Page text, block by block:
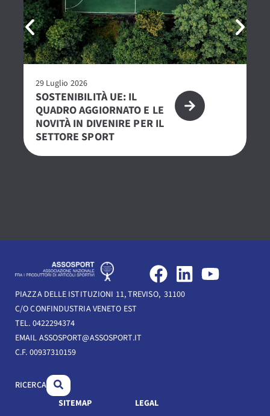
29 Luglio 2026
SOSTENIBILITÀ UE: IL
QUADRO AGGIORNATO E LE
NOVITÀ IN DIVENIRE PER IL
SETTORE SPORT
F
a
c
L
i
Y
o
PIAZZA DELLE ISTITUZIONI 11, TREVISO, 31100
C/O CONFINDUSTRIA VENETO EST
TEL. 0422294374
EMAIL ASSOSPORT@ASSOSPORT.IT
C.F. 00937310159
RICERCA
SITEMAP
LEGAL